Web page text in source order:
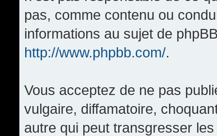
pas, comme contenu ou
informations au sujet de
http://www.phpbb.com/.
Vous acceptez de ne pas
vulgaire, diffamatoire,
autre qui peut transgresser